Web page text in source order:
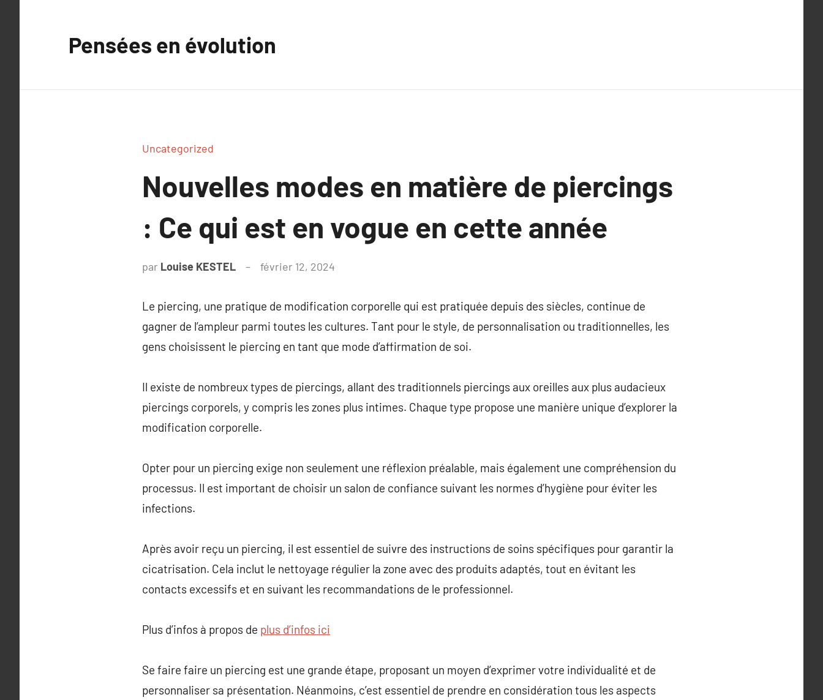
Pensées en évolution
Uncategorized
Nouvelles modes en matière de piercings
: Ce qui est en vogue en cette année
par Louise KESTEL février 12, 2024
Le piercing, une pratique de modification corporelle qui est pratiquée depuis des siècles, continue de
gagner de l’ampleur parmi toutes les cultures. Tant pour le style, de personnalisation ou traditionnelles, les
gens choisissent le piercing en tant que mode d’affirmation de soi.
Il existe de nombreux types de piercings, allant des traditionnels piercings aux oreilles aux plus audacieux
piercings corporels, y compris les zones plus intimes. Chaque type propose une manière unique d’explorer la
modification corporelle.
Opter pour un piercing exige non seulement une réflexion préalable, mais également une compréhension du
processus. Il est important de choisir un salon de confiance suivant les normes d’hygiène pour éviter les
infections.
Après avoir reçu un piercing, il est essentiel de suivre des instructions de soins spécifiques pour garantir la
cicatrisation. Cela inclut le nettoyage régulier la zone avec des produits adaptés, tout en évitant les
contacts excessifs et en suivant les recommandations de le professionnel.
Plus d’infos à propos de plus d’infos ici
Se faire faire un piercing est une grande étape, proposant un moyen d’exprimer votre individualité et de
personnaliser sa présentation. Néanmoins, c’est essentiel de prendre en considération tous les aspects